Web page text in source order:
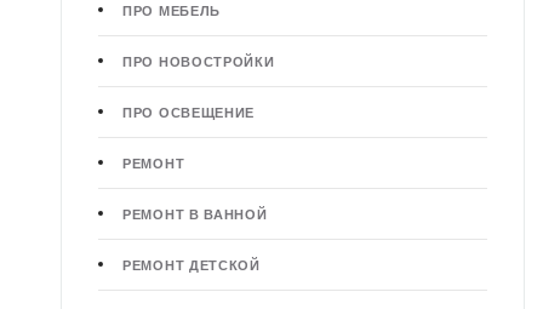
ПРО МЕБЕЛЬ
ПРО НОВОСТРОЙКИ
ПРО ОСВЕЩЕНИЕ
РЕМОНТ
РЕМОНТ В ВАННОЙ
РЕМОНТ ДЕТСКОЙ